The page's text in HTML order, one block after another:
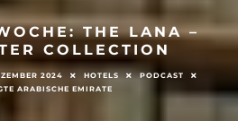
THE LANA –
COLLECTION
2024 HOTELS
PODCAST
ARABISCHE EMIRATE